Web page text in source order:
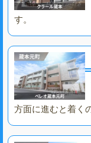
す。
方面に進むと着く